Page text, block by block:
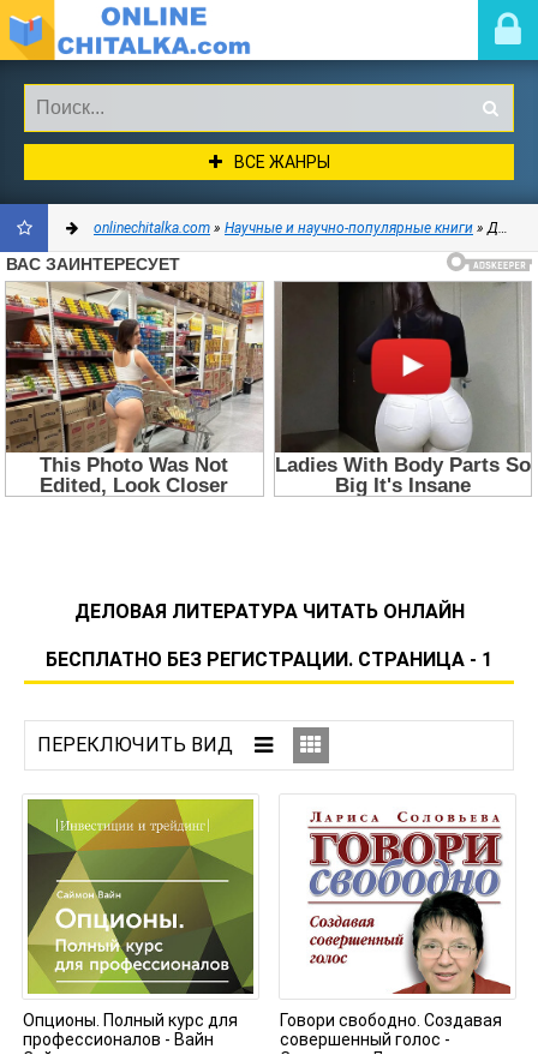
ВСЕ ЖАНРЫ
ДОБАВИТЬ
В
ЗАКЛАДКИ
onlinechitalka.com » Научные и научно-популярные книги » Деловая литература
ДЕЛОВАЯ ЛИТЕРАТУРА ЧИТАТЬ ОНЛАЙН
БЕСПЛАТНО БЕЗ РЕГИСТРАЦИИ. СТРАНИЦА - 1
Опционы. Полный курс для
профессионалов - Вайн
Говори свободно. Создавая
совершенный голос -